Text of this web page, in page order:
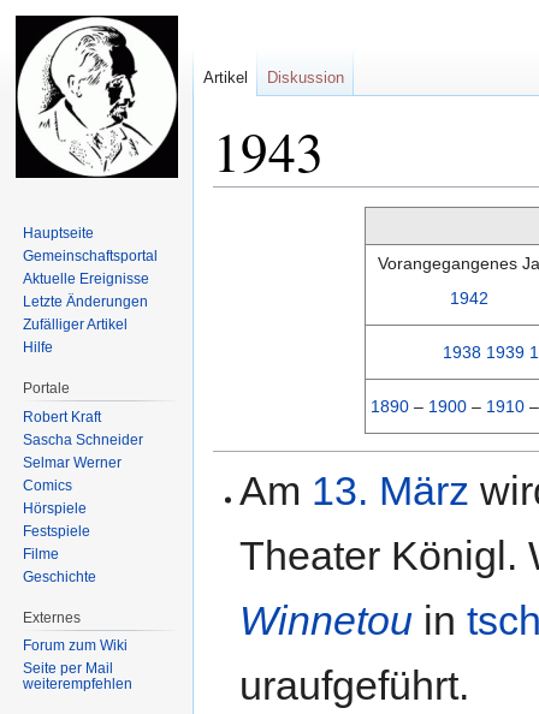
1943
Vorangegangenes
1942
1938 1939
1890– 1900– 1910
Am 13. März
Theater Königl.
Winnetou in
uraufgeführt.
Artikel Diskussion
Hauptseite
Gemeinschafts­portal
Aktuelle Ereignisse
Letzte Änderungen
Zufälliger Artikel
Hilfe
Portale
Robert Kraft
Sascha Schneider
Selmar Werner
Comics
Hörspiele
Festspiele
Filme
Geschichte
Externes
Forum zum Wiki
Seite per Mail
weiterempfehlen